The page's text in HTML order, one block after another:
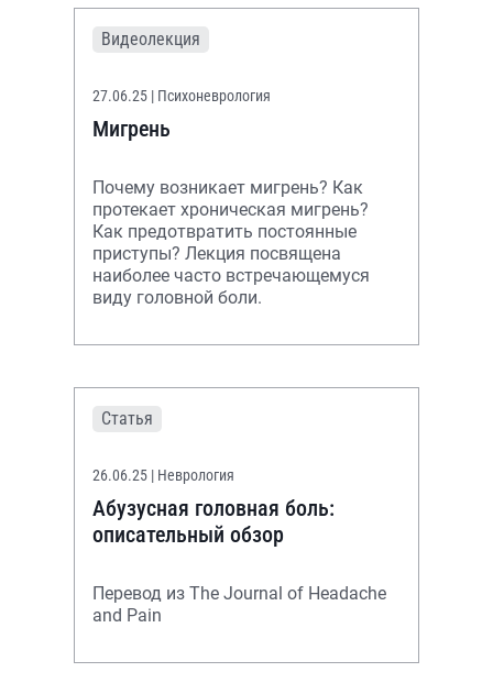
Видеолекция
27.06.25 | Психоневрология
Мигрень
Почему возникает мигрень? Как
протекает хроническая мигрень?
Как предотвратить постоянные
приступы? Лекция посвящена
наиболее часто встречающемуся
виду головной боли.
Статья
26.06.25 | Неврология
Абузусная головная боль:
описательный обзор
Перевод из The Journal of Headache
and Pain